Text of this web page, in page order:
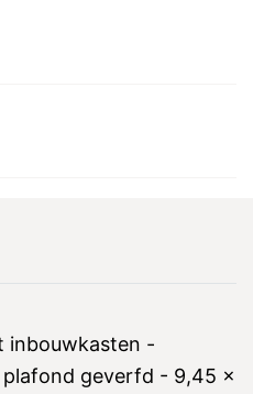
inbouwkasten -
geverfd - 9,45 x